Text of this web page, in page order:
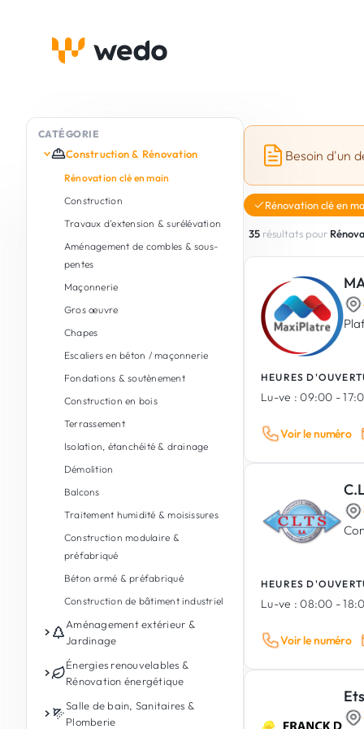
CATÉGORIE
Construction & Rénovation
Rénovation clé en main
Construction
Travaux d'extension & surélévation
Aménagement de combles & sous-
pentes
Maçonnerie
Gros œuvre
Chapes
Escaliers en béton / maçonnerie
Fondations & soutènement
Construction en bois
Terrassement
Isolation, étanchéité & drainage
Démolition
Balcons
Traitement humidité & moisissures
Construction modulaire &
préfabriqué
Béton armé & préfabriqué
Construction de bâtiment industriel
Aménagement extérieur &
Jardinage
Entretien de jardin
Conception de jardin & paysages
Aménagement extérieur
Énergies renouvelables &
Rénovation énergétique
Photovoltaïque
Salle de bain, Sanitaires &
Plomberie
Besoin d'un
Rénovation clé en
35 résultats pour
HEURES
Lu-ve : 09:00 -
Voir le numéro
HEURES
Lu-ve : 08:00 -
Voir le numéro